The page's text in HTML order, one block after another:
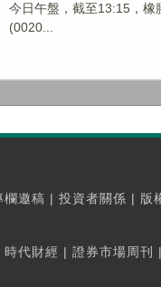
今日午盤，截至13:15，
(0020...
欄邀稿 | 投資者關係 | 版
時代財經 | 證券市場周刊 |